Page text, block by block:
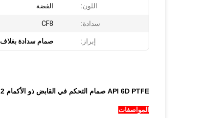
اللون: الفضة
سدادة: CF8
إبراز: صمام سدادة بغلاف ASME B16.5
API 6D PTFE صمام التحكم في القابض ذو الأكمام 2 بوصة صمام القابض المزروع الذاتي
المواصفات